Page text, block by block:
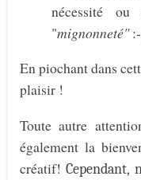
nécessité
"mignonneté"
En piochant dans
plaisir !
Toute autre
également la
créatif! Cependant,